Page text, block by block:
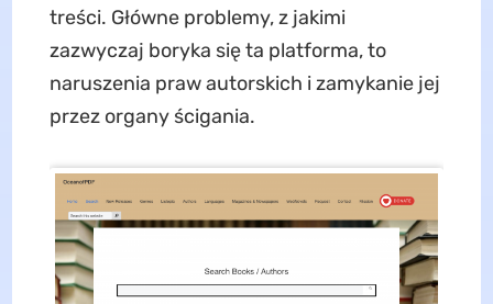
treści. Główne problemy, z jakimi
zazwyczaj boryka się ta platforma, to
naruszenia praw autorskich i zamykanie jej
przez organy ścigania.